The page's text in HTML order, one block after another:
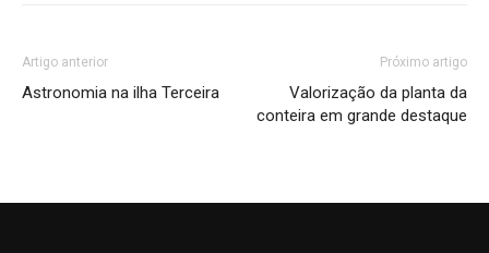
Artigo anterior
Astronomia na ilha Terceira
Próximo artigo
Valorização da planta da
conteira em grande destaque